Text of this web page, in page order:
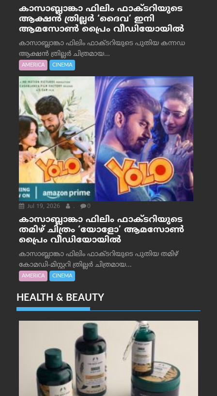
കാസാബ്ലാങ്കാ ഫിലിം ഫാക്ടറിയുടെ
ആക്ഷൻ ത്രില്ലർ ‘ദൈവ’ ഇനി
ആമസോൺ പ്രൈം വീഡിയോയിൽ
കാസാബ്ലാങ്കാ ഫിലിം ഫാക്ടറിയുടെ പുതിയ കന്നഡ
ആക്ഷൻ ത്രില്ലർ ചിത്രമായ...
AMERICA CINEMA
Jul 19, 2026 . 0
കാസാബ്ലാങ്കാ ഫിലിം ഫാക്ടറിയുടെ
തമിഴ് ചിത്രം ‘യോളോ’ ആമസോൺ
പ്രൈം വീഡിയോയിൽ
കാസാബ്ലാങ്കാ ഫിലിം ഫാക്ടറിയുടെ പുതിയ തമിഴ്
കോമഡി-മിസ്റ്ററി ത്രില്ലർ ചിത്രമായ...
AMERICA CINEMA
HEALTH & BEAUTY